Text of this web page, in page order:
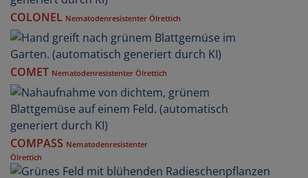
COLONEL Nematodenresistenter Ölrettich
COMET Nematodenresistenter Ölrettich
COMPASS Nematodenresistenter
Ölrettich